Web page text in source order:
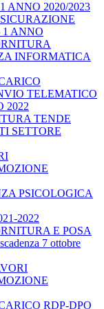
ANNO 2020/2023
ANNO
INFORMATICA
TELEMATICO
2022
TENDE
SETTORE
PSICOLOGICA
2022
E POSA
7 ottobre
RDP-DPO